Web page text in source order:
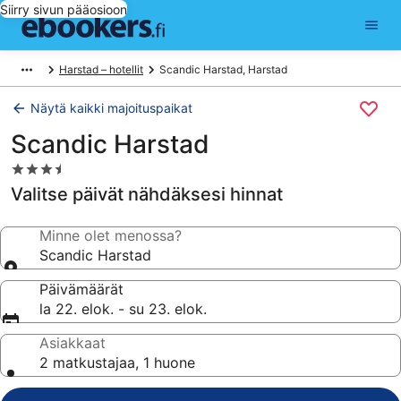
Siirry sivun pääosioon
Harstad – hotellit Scandic Harstad, Harstad
Näytä kaikki majoituspaikat
Scandic Harstad
3.5
tähden
majoituspaikka
Valitse päivät nähdäksesi hinnat
Minne olet menossa?
Scandic Harstad
Päivämäärät
la 22. elok. - su 23. elok.
Asiakkaat
2 matkustajaa, 1 huone